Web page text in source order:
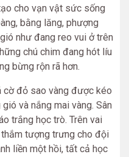
cho vạn vật sức sống
bằng lăng, phượng
như đang reo vui ở trên
chú chim đang hót líu
bừng rộn rã hơn.
cờ đỏ sao vàng được kéo
và nắng mai vàng. Sân
trắng học trò. Trên vai
tượng trưng cho đội
liền một hồi, tất cả học